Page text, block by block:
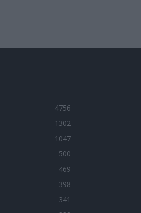
4756
1302
1047
500
469
398
341